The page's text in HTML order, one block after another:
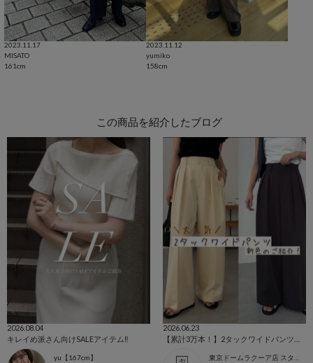
2023.11.17
MISATO
161cm
2023.11.12
yumiko
158cm
この商品を紹介したブログ
2026.08.04
キレイめ派さん向けSALEアイテム‼︎
yu【167cm】
2026.06.23
東京ドームラクーア店 スタッフ